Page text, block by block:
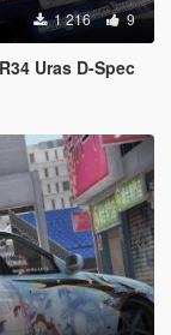
1 216 9
Uras D-Spec